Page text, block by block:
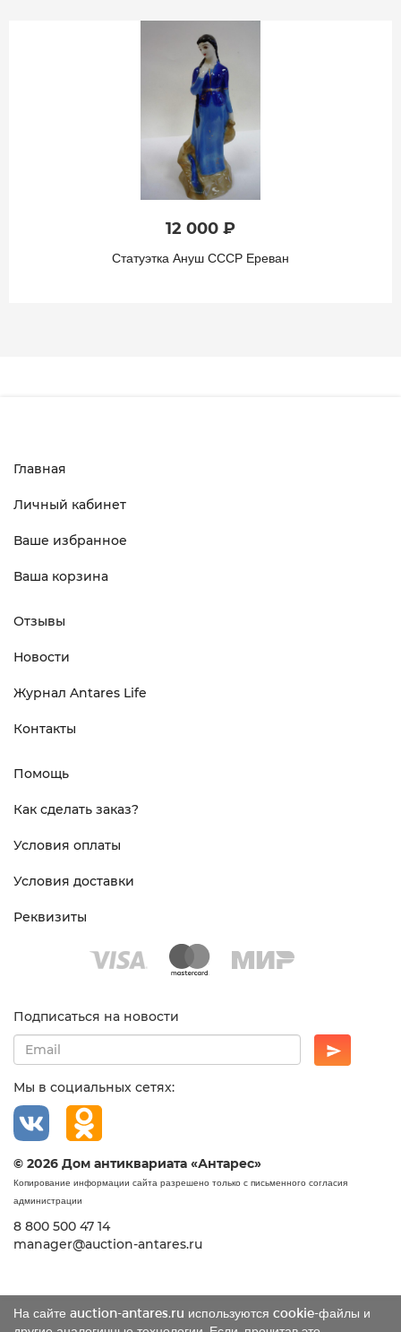
12 000 ₽
Статуэтка Ануш СССР Ереван
На сайте auction-antares.ru используются cookie-файлы и
Главная
Личный кабинет
Ваше избранное
Ваша корзина
Отзывы
Новости
Журнал Antares Life
Контакты
Помощь
Как сделать заказ?
Условия оплаты
Условия доставки
Реквизиты
Подписаться на новости
Мы в социальных сетях:
© 2026 Дом антиквариата «Антарес»
Копирование информации сайта разрешено только с письменного согласия
администрации
8 800 500 47 14
manager@auction-antares.ru